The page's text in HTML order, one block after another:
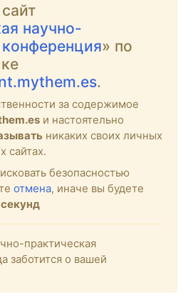
научно-
» по
.
за содержимое
и настоятельно
никаких своих личных
сайтах.
безопасностью
отмена, иначе вы будете
секунд
практическая
заботится о вашей